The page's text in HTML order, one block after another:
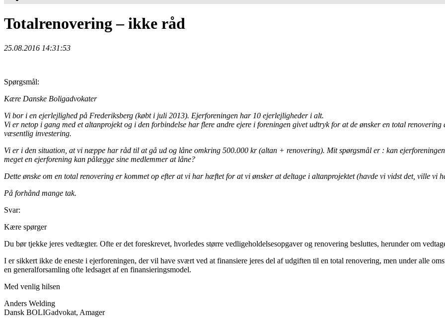
Totalrenovering – ikke råd
25.08.2016 14:31:53
Spørgsmål:
Kære Danske Boligadvokater
Vi bor i en ejerlejlighed på Frederiksberg (købt i juli 2013). Ejerforeningen har 10 ejerlejligheder i alt.
Vi er netop i gang med et altanprojekt og i den forbindelse har flere andre ejere i foreningen givet udtryk for at de ønsker en total
væsentlig investering.
Vi er i den situation, at vi næppe har råd til at gå ud og låne omkring 500.000 kr (altan + renovering). Mit spørgsmål er : kan
meget en ejerforening kan pålægge sine medlemmer at låne?
Dette ønske om en total renovering er kommet op efter at vi har hæftet for at vi ønsker at deltage i altanprojektet (havde vi vidst det, ville vi
På forhånd mange tak.
Svar:
Kære spørger
Du bør tjekke jeres vedtægter. Ofte er det foreskrevet, hvorledes større vedligeholdelsesopgaver og renovering besluttes, herunder om
I er sikkert ikke de eneste i ejerforeningen, der vil have svært ved at finansiere jeres del af udgiften til en total renovering, men under alle
en generalforsamling ofte ledsaget af en finansieringsmodel.
Med venlig hilsen
Anders Welding
Dansk BOLIGadvokat, Amager